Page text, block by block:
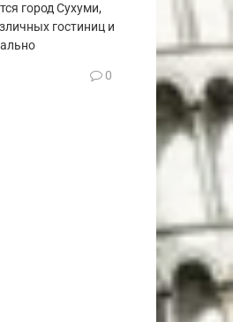
город Сухуми,
гостиниц и
0